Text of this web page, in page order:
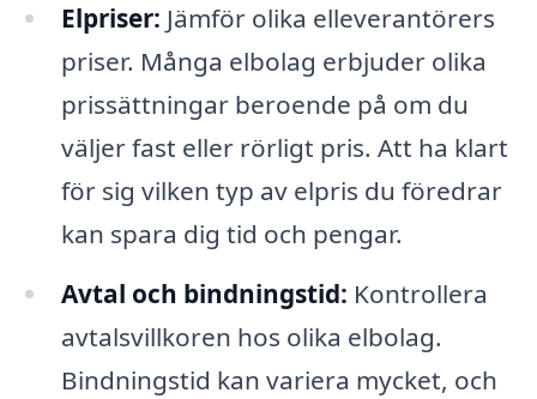
Elpriser: Jämför olika elleverantörers
priser. Många elbolag erbjuder olika
prissättningar beroende på om du
väljer fast eller rörligt pris. Att ha klart
för sig vilken typ av elpris du föredrar
kan spara dig tid och pengar.
Avtal och bindningstid: Kontrollera
avtalsvillkoren hos olika elbolag.
Bindningstid kan variera mycket, och